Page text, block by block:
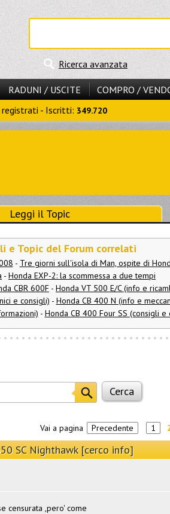
Ricerca avanzata
RADUNI / USCITE
COMPRO /
registrati - Iscritti: 349.720
Leggi il Topic
e Topic del Forum correlati
- Tre giorni sull'isola di Man, ospite di
- Honda EXP-2: la scommessa a due tempi
CBR 600F - Honda VT 500 E/C (info e
e consigli) - Honda CB 400 N (info e
- Honda CB 400 Four SS (consigli e
Vai a pagina
Precedente 1
SC Nighthawk [cerco info]
censurata ,pero' come